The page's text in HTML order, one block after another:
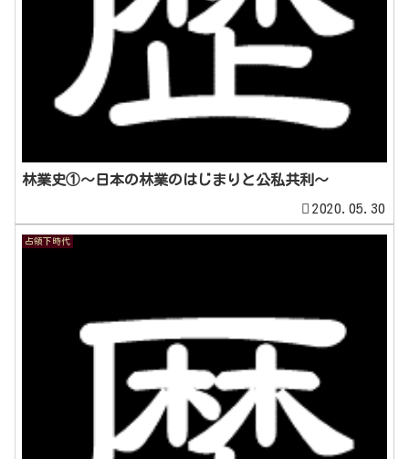
林業史①～日本の林業のはじまりと公私共利～
2020.05.30
占領下時代